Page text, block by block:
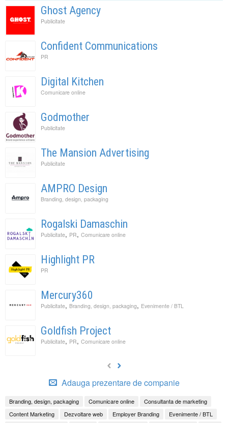
Ghost Agency
Publicitate
Confident Communications
PR
Digital Kitchen
Comunicare online
Godmother
Publicitate
The Mansion Advertising
Publicitate
AMPRO Design
Branding, design, packaging
Rogalski Damaschin
Publicitate, PR, Comunicare online
Highlight PR
PR
Mercury360
Publicitate, Branding, design, packaging, Evenimente / BTL
Goldfish Project
Publicitate, PR, Comunicare online
Adauga prezentare de companie
Branding, design, packaging Comunicare online
Consultanta de marketing
Content Marketing
Dezvoltare web Employer Branding
Evenimente / BTL